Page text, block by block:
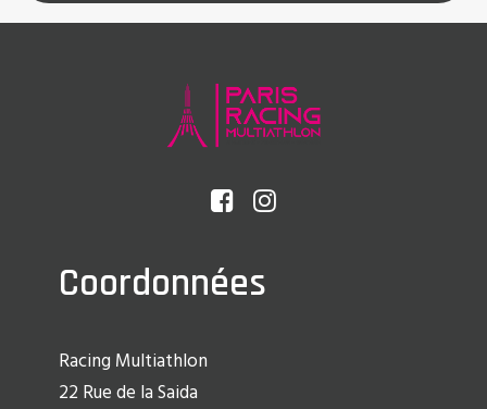
Coordonnées
Racing Multiathlon
22 Rue de la Saida